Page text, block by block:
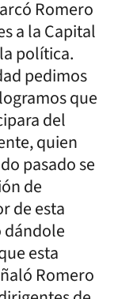
Romero
a la Capital
política.
pedimos
que
del
quien
pasado se
de
de esta
esta
Romero